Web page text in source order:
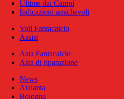
Ultime dai Campi
Indicazioni amichevoli
Voti Fantacalcio
Assist
Asta Fantacalcio
Asta di riparazione
News
Atalanta
Bologna